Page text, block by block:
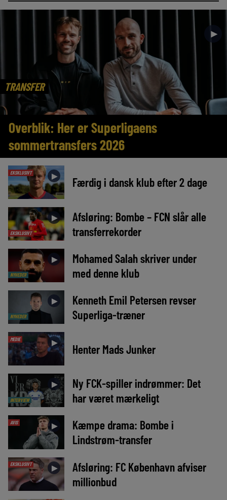
TRANSFER
►
Overblik: Her er Superligaens
sommertransfers 2026
EKSKLUSIVT ► Færdig i dansk klub efter 2 dage
EKSKLUSIVT
►
Afsløring: Bombe – FCN slår alle
transferrekorder
NYHEDER
►
Mohamed Salah skriver under
med denne klub
NYHEDER
►
Kenneth Emil Petersen revser
Superliga-træner
MEDIE ► Henter Mads Junker
INTERVIEW
►
Ny FCK-spiller indrømmer: Det
har været mærkeligt
AVIS ►
Kæmpe drama: Bombe i
Lindstrøm-transfer
EKSKLUSIVT ►
Afsløring: FC København afviser
millionbud